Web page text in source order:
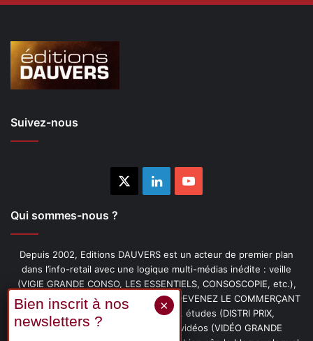
Suivez-nous
LinkedinYouTube
Qui sommes-nous ?
Depuis 2002, Editions DAUVERS est un acteur de premier plan
dans l’info-retail avec une logique multi-médias inédite : veille
(VIGIE GRANDE CONSO, LES ESSENTIELS, CONSOSCOPIE, etc.),
livres (PENSER-CLIENT, IMAGE-PRIX, DEVENEZ LE COMMERÇANT
PRÉFÉRÉ DE VOS CLIENTS, etc.), études (DISTRI PRIX,
PROMOFLASH, DRIVE INSIGHTS), vidéos (VIDÉO GRANDE